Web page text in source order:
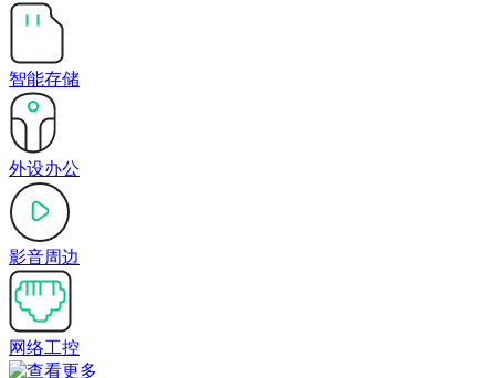
智能存储
外设办公
影音周边
网络工控